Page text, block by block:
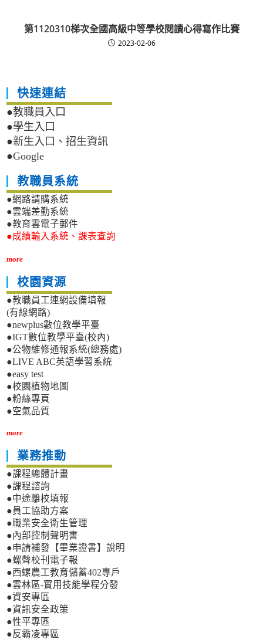
第1120310梯次全國高級中等學校閱讀心得寫作比賽
2023-02-06
快速連結
●教職員入口
●學生入口
●新生入口、招生資訊
●Google
教職員系統
●網路請購系統
●雲端差勤系統
●教育雲電子郵件
●成績輸入系統、課表查詢
more
校園資源
●教職員工連網設備填報
(有線網路)
●newplus數位教學平臺
●IGT數位教學平臺(校內)
●公物維修通報系統(總務處)
●LIVE ABC英語學習系統
●easy test
●校園植物地圖
●粉絲專頁
●空氣品質
more
業務推動
●課程總體計畫
●課程諮詢
●中途離校填報
●員工協助方案
●職業安全衛生管理
●內部控制聲明書
●申請補發【畢業證書】說明
●螺聲校刊電子報
●西螺農工教育儲蓄402專戶
●雲林區-實用技能學程分發
●資安專區
●資訊安全政策
●性平專區
●反霸凌專區